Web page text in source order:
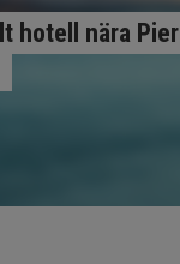
hotell nära Pier